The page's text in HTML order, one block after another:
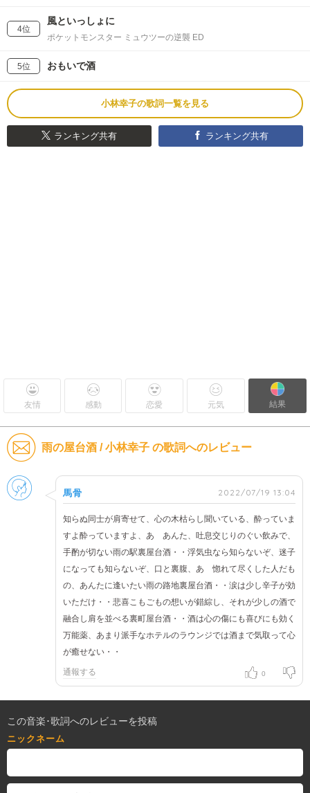
4位
風といっしょに
ポケットモンスター ミュウツーの逆襲 ED
5位 おもいで酒
小林幸子の歌詞一覧を見る
ランキング共有 ランキング共有
友情 感動 恋愛 元気 結果
雨の屋台酒 / 小林幸子 の歌詞へのレビュー
男性
馬骨 2022/07/19 13:04
知らぬ同士が肩寄せて、心の木枯らし聞いている、酔っていま
すよ酔っていますよ、あゝあんた、吐息交じりのぐい飲みで、
手酌が切ない雨の駅裏屋台酒・・浮気虫なら知らないぞ、迷子
になっても知らないぞ、口と裏腹、あゝ惚れて尽くした人だも
の、あんたに逢いたい雨の路地裏屋台酒・・涙は少し辛子が効
いただけ・・悲喜こもごもの想いが錯綜し、それが少しの酒で
融合し肩を並べる裏町屋台酒・・酒は心の傷にも喜びにも効く
万能薬、あまり派手なホテルのラウンジでは酒まで気取って心
が癒せない・・
通報する 0
この音楽･歌詞へのレビューを投稿
ニックネーム